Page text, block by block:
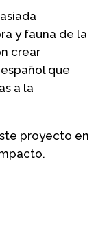
y fauna de la
crear
que
a la
proyecto en